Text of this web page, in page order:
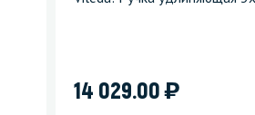
14 029.00)